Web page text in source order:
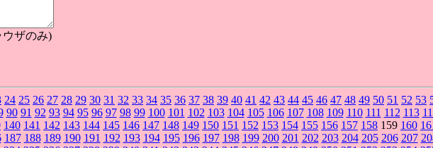
ウザのみ)
24 25 26 27 28 29 30 31 32 33 34 35 36 37 38 39 40 41 42 43 44 45 46 47 48 49 50 51 52 53
90 91 92 93 94 95 96 97 98 99 100 101 102 103 104 105 106 107 108 109 110 111 112 113
140 141 142 143 144 145 146 147 148 149 150 151 152 153 154 155 156 157 158 159 160
187 188 189 190 191 192 193 194 195 196 197 198 199 200 201 202 203 204 205 206 207